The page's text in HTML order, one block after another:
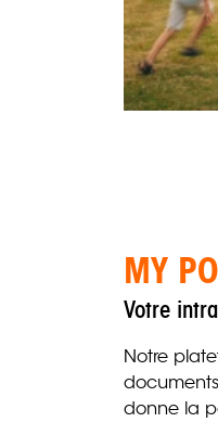
MY
Votre
Notre
donne la